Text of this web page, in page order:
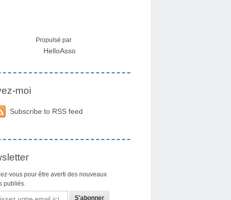
Propulsé par
HelloAsso
moi
Subscribe to RSS feed
vous pour être averti des nouveaux
publiés.